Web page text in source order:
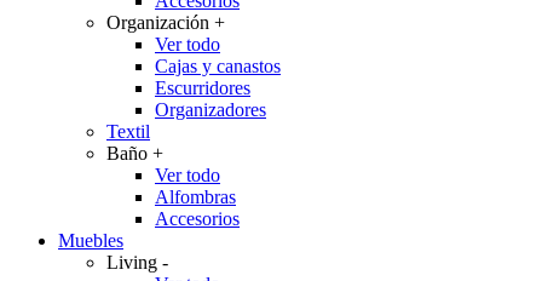
Organización +
Ver todo
Cajas y canastos
Escurridores
Organizadores
Textil
Baño +
Ver todo
Alfombras
Accesorios
Muebles
Living -